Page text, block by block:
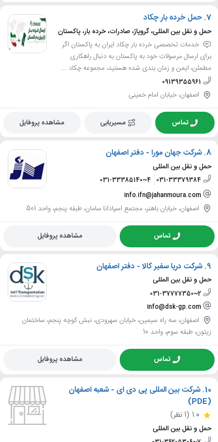
7. حمل خرده بار چکاد
حمل و نقل بین المللی، گروپاژ، صادرات، خرده بار، پاکستان
خدمات تخصصی خرده بار چکاد ایران به پاکستان اگر
برای ارسال مرسولات خود به پاکستان به دنبال راهکاری
مطمئن، ایمن و زمان بندی شده هستید، مجموعه چکاد ...
09139355961
اصفهان، خیابان امام خمینی
تماس مسیریابی مشاهده پروفایل
8. شرکت جهان مورا - دفتر اصفهان
حمل و نقل بین المللی
031-33379384
031-33385140~4
info.ifn@jahanmoura.com
اصفهان، خیابان باهنر، مجتمع اسپادانا سامان، طبقه پنجم، واحد 501
تماس مشاهده پروفایل
9. شرکت دریا سفیر کالا - دفتر اصفهان
حمل و نقل بین المللی
031-37777350~2
info@dsk-gp.com
اصفهان، سه راه سیمین، خیابان سهرودی، نبش کوچه پنجم، ساختمان
زیتون، طبقه سوم، واحد 10
تماس مشاهده پروفایل
10. شرکت بین المللی پی دی ای - شعبه اصفهان
(PDE)
1.0 (1 نظر)
حمل و نقل بین المللی